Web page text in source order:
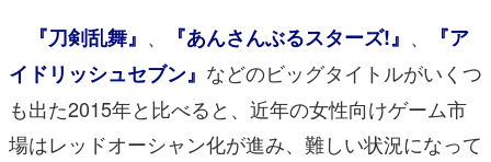
『刀剣乱舞』 、 『あんさんぶるスターズ!』 、
『ア
イドリッシュセブン』 などのビッグタイトルがいくつ
も出た2015年と比べると、近年の女性向けゲーム市
場はレッドオーシャン化が進み、難しい状況になって